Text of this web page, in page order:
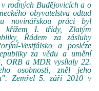
rodných Budějovicích a o
obyvatelstva odtud
novinářskou práci byl
křížem I. třídy, Zlatým
Řádem za zásluhy
Vestfálsko a posléze
za vědu a umění
ORB a MDR vysílaly 22.
osobnosti, zněl jeho
Zemřel 5. září 2010 v